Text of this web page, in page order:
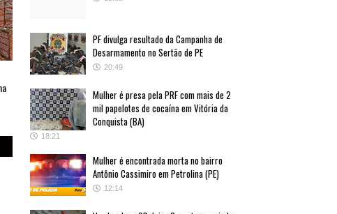
PF divulga resultado da Campanha de
Desarmamento no Sertão de PE
20:49
Mulher é presa pela PRF com mais de 2
mil papelotes de cocaína em Vitória da
Conquista (BA)
18:21
Mulher é encontrada morta no bairro
Antônio Cassimiro em Petrolina (PE)
12:14